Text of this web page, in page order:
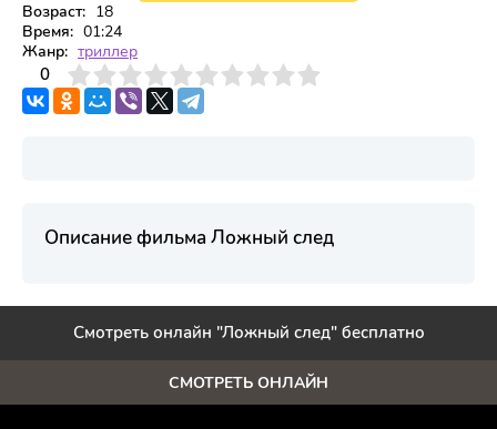
Возраст: 18
Время: 01:24
Жанр: триллер
0
4 6 7 8 9 10
Описание фильма Ложный след
Смотреть онлайн "Ложный след" бесплатно
СМОТРЕТЬ ОНЛАЙН